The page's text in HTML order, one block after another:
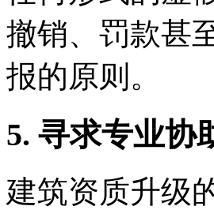
撤销、罚款甚
报的原则。
5. 寻求专业协
建筑资质升级